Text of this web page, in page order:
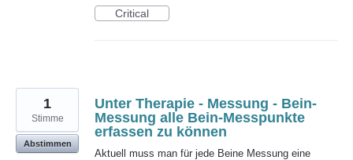
Critical
Unter Therapie - Messung - Bein-
Messung alle Bein-Messpunkte
erfassen zu können
Aktuell muss man für jede Beine Messung eine
1
Stimme
Abstimmen